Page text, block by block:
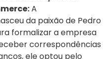
A
da paixão de Pedro
formalizar a empresa
correspondências
ele optou pelo